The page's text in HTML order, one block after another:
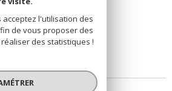
l'utilisation des
de vous proposer des
des statistiques !